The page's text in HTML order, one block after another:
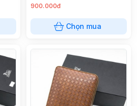
900.000đ
Chọn mua